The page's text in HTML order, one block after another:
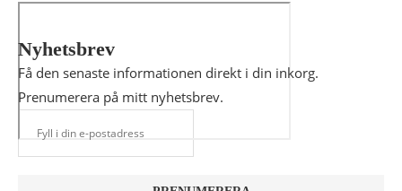
Nyhetsbrev
Få den senaste informationen direkt i din inkorg.
Prenumerera på mitt nyhetsbrev.